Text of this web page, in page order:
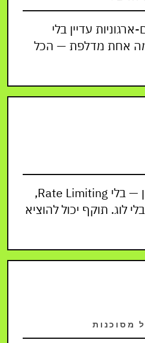
עדיין בלי
אחת מדלפת — הכל
APIs פתוחים לחלוטין — בלי Rate Limiting,
לוג. תוקף יכול להוציא
מסוכנות